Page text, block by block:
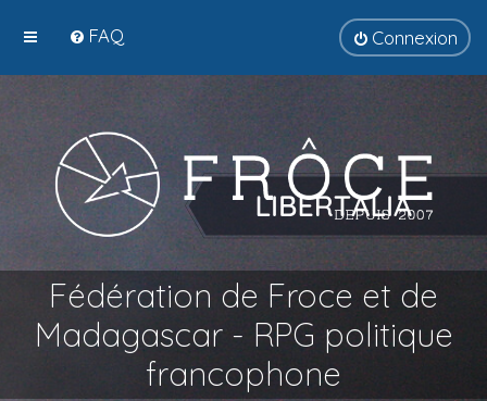
FAQ Connexion
Fédération de Froce et de
Madagascar - RPG politique
francophone